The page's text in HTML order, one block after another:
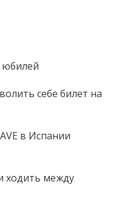
юбилей
себе билет на
в Испании
ходить между